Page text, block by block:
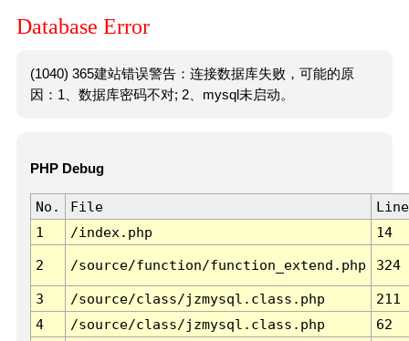
Database Error
(1040) 365建站错误警告：连接数据库失败，可能的原
因：1、数据库密码不对; 2、mysql未启动。
PHP Debug
No. File
Line
1
/index.php 14
2 /source/function/function_extend.php 324
3 /source/class/jzmysql.class.php
211
4
/source/class/jzmysql.class.php
62